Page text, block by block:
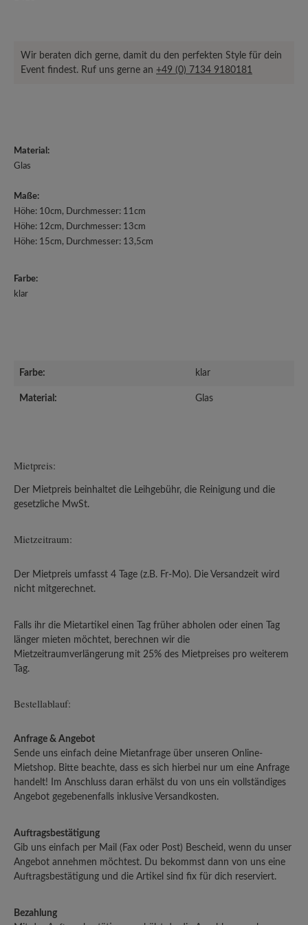
Wir beraten dich gerne, damit du den perfekten Style für dein
Event findest. Ruf uns gerne an +49 (0) 7134 9180181
Material:
Glas
Maße:
Höhe: 10cm, Durchmesser: 11cm
Höhe: 12cm, Durchmesser: 13cm
Höhe: 15cm, Durchmesser: 13,5cm
Farbe:
klar
Farbe: klar
Material: Glas
Mietpreis:
Der Mietpreis beinhaltet die Leihgebühr, die Reinigung und die
gesetzliche MwSt.
Mietzeitraum:
Der Mietpreis umfasst 4 Tage (z.B. Fr-Mo). Die Versandzeit wird
nicht mitgerechnet.
Falls ihr die Mietartikel einen Tag früher abholen oder einen Tag
länger mieten möchtet, berechnen wir die
Mietzeitraumverlängerung mit 25% des Mietpreises pro weiterem
Tag.
Bestellablauf:
Anfrage & Angebot
Sende uns einfach deine Mietanfrage über unseren Online-
Mietshop. Bitte beachte, dass es sich hierbei nur um eine Anfrage
handelt! Im Anschluss daran erhälst du von uns ein vollständiges
Angebot gegebenenfalls inklusive Versandkosten.
Auftragsbestätigung
Gib uns einfach per Mail (Fax oder Post) Bescheid, wenn du unser
Angebot annehmen möchtest. Du bekommst dann von uns eine
Auftragsbestätigung und die Artikel sind fix für dich reserviert.
Bezahlung